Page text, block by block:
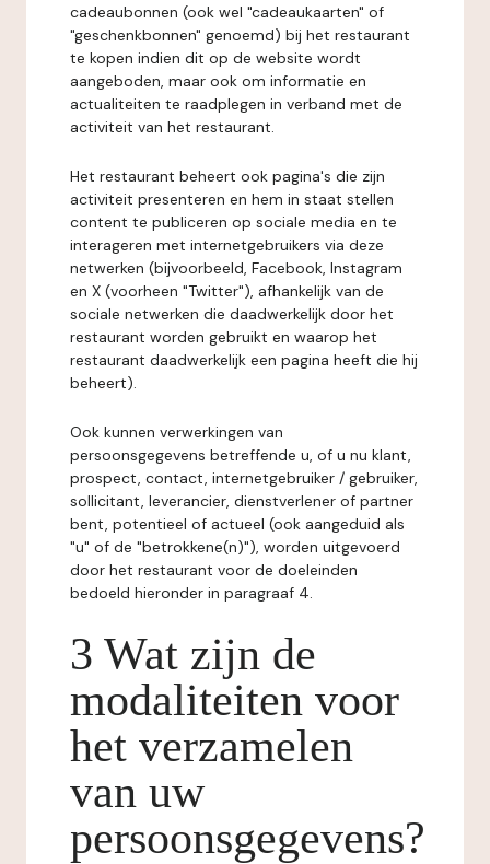
cadeaubonnen (ook wel "cadeaukaarten" of
"geschenkbonnen" genoemd) bij het restaurant
te kopen indien dit op de website wordt
aangeboden, maar ook om informatie en
actualiteiten te raadplegen in verband met de
activiteit van het restaurant.
Het restaurant beheert ook pagina's die zijn
activiteit presenteren en hem in staat stellen
content te publiceren op sociale media en te
interageren met internetgebruikers via deze
netwerken (bijvoorbeeld, Facebook, Instagram
en X (voorheen "Twitter"), afhankelijk van de
sociale netwerken die daadwerkelijk door het
restaurant worden gebruikt en waarop het
restaurant daadwerkelijk een pagina heeft die hij
beheert).
Ook kunnen verwerkingen van
persoonsgegevens betreffende u, of u nu klant,
prospect, contact, internetgebruiker / gebruiker,
sollicitant, leverancier, dienstverlener of partner
bent, potentieel of actueel (ook aangeduid als
"u" of de "betrokkene(n)"), worden uitgevoerd
door het restaurant voor de doeleinden
bedoeld hieronder in paragraaf 4.
3 Wat zijn de
modaliteiten voor
het verzamelen
van uw
persoonsgegevens?